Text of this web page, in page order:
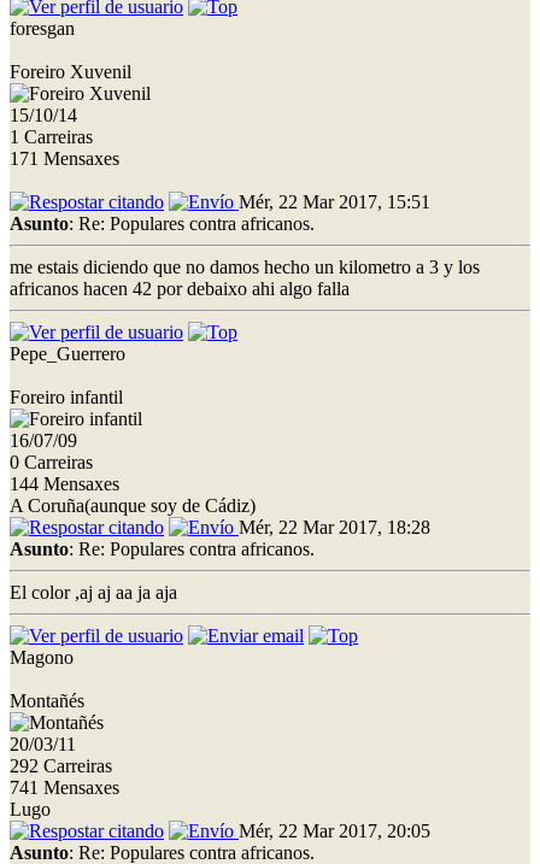
foresgan
Foreiro Xuvenil
15/10/14
1 Carreiras
171 Mensaxes
Mér, 22 Mar 2017, 15:51
Asunto: Re: Populares contra africanos.
me estais diciendo que no damos hecho un kilometro a 3 y los
africanos hacen 42 por debaixo ahi algo falla
Pepe_Guerrero
Foreiro infantil
16/07/09
0 Carreiras
144 Mensaxes
A Coruña(aunque soy de Cádiz)
Mér, 22 Mar 2017, 18:28
Asunto: Re: Populares contra africanos.
El color ,aj aj aa ja aja
Magono
Montañés
20/03/11
292 Carreiras
741 Mensaxes
Lugo
Mér, 22 Mar 2017, 20:05
Asunto: Re: Populares contra africanos.